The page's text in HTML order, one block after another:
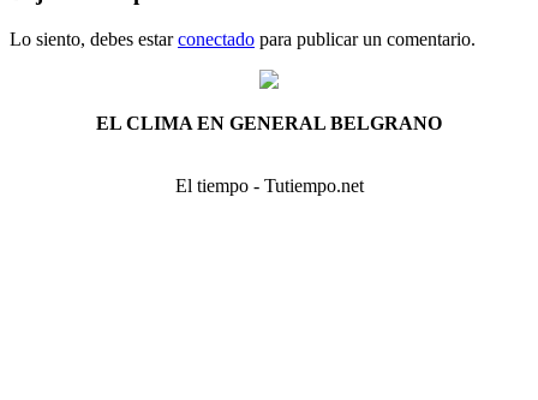
Lo siento, debes estarconectado para publicar un comentario.
EL CLIMA EN GENERAL BELGRANO
El tiempo - Tutiempo.net